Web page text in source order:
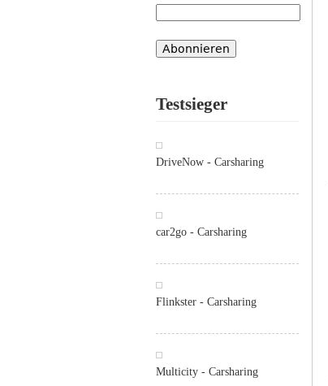
Testsieger
DriveNow - Carsharing
car2go - Carsharing
Flinkster - Carsharing
Multicity - Carsharing